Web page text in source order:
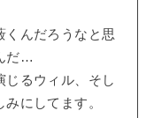
くんだろうなと思
だ…
じるウィル、そし
にしてます。